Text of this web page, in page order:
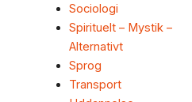
Sociologi
Spirituelt – Mystik –
Alternativt
Sprog
Transport